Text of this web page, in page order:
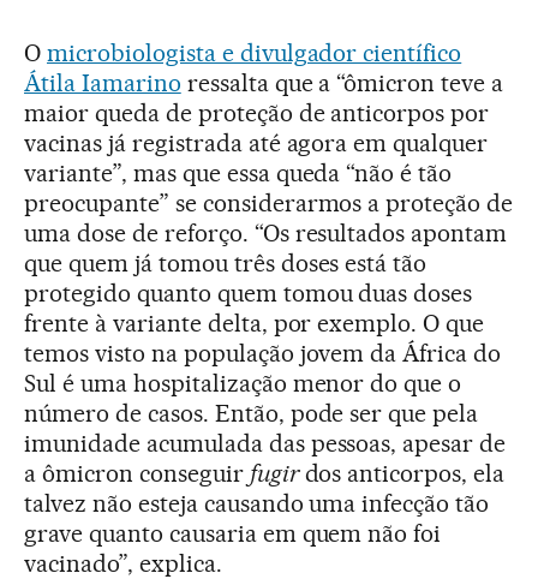
O microbiologista e divulgador científico
Átila Iamarino ressalta que a “ômicron teve a
maior queda de proteção de anticorpos por
vacinas já registrada até agora em qualquer
variante”, mas que essa queda “não é tão
preocupante” se considerarmos a proteção de
uma dose de reforço. “Os resultados apontam
que quem já tomou três doses está tão
protegido quanto quem tomou duas doses
frente à variante delta, por exemplo. O que
temos visto na população jovem da África do
Sul é uma hospitalização menor do que o
número de casos. Então, pode ser que pela
imunidade acumulada das pessoas, apesar de
a ômicron conseguir fugirdos anticorpos, ela
talvez não esteja causando uma infecção tão
grave quanto causaria em quem não foi
vacinado”, explica.